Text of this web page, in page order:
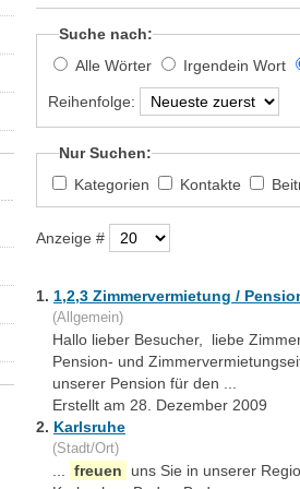
Suche nach:
Alle Wörter
Irgendein Wort
Reihenfolge:
Nur Suchen:
Kategorien
Kontakte
Anzeige #
1. 1,2,3 Zimmervermietung /
(Allgemein)
Hallo lieber Besucher, liebe
Pension- und
unserer Pension für den ...
Erstellt am 28. Dezember 2009
2. Karlsruhe
(Stadt/Ort)
freuen
uns Sie in unserer